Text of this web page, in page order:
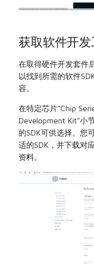
获取软件开
在取得硬件开发套件
以找到所需的软件
容。
在特定芯片“Chip
Development Kit”小
的SDK可供选择。您
适的SDK，并下载对
资料。